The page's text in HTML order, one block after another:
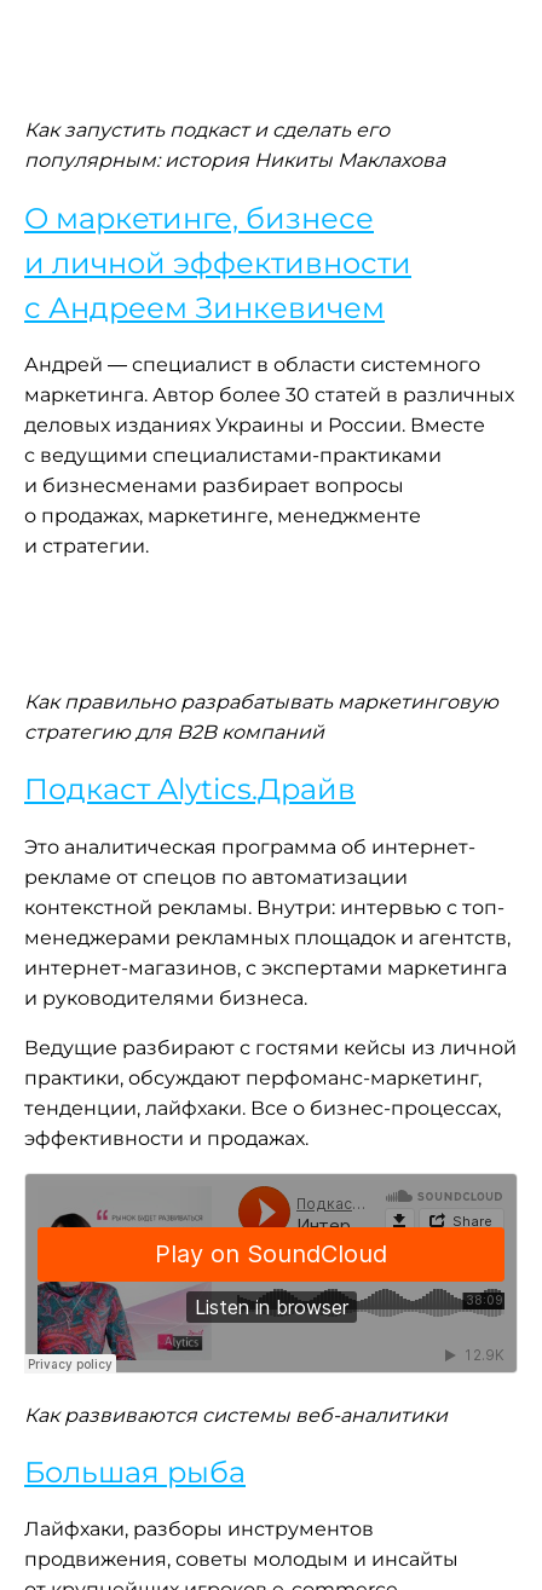
Как запустить подкаст и сделать его
популярным: история Никиты Маклахова
О маркетинге, бизнесе
и личной эффективности
с Андреем Зинкевичем
Андрей — специалист в области системного
маркетинга. Автор более 30 статей в различных
деловых изданиях Украины и России. Вместе
с ведущими специалистами-практиками
и бизнесменами разбирает вопросы
о продажах, маркетинге, менеджменте
и стратегии.
Как правильно разрабатывать маркетинговую
стратегию для B2B компаний
Подкаст Alytics.Драйв
Это аналитическая программа об интернет-
рекламе от спецов по автоматизации
контекстной рекламы. Внутри: интервью с топ-
менеджерами рекламных площадок и агентств,
интернет-магазинов, с экспертами маркетинга
и руководителями бизнеса.
Ведущие разбирают с гостями кейсы из личной
практики, обсуждают перфоманс-маркетинг,
тенденции, лайфхаки. Все о бизнес-процессах,
эффективности и продажах.
Как развиваются системы веб-аналитики
Большая рыба
Лайфхаки, разборы инструментов
продвижения, советы молодым и инсайты